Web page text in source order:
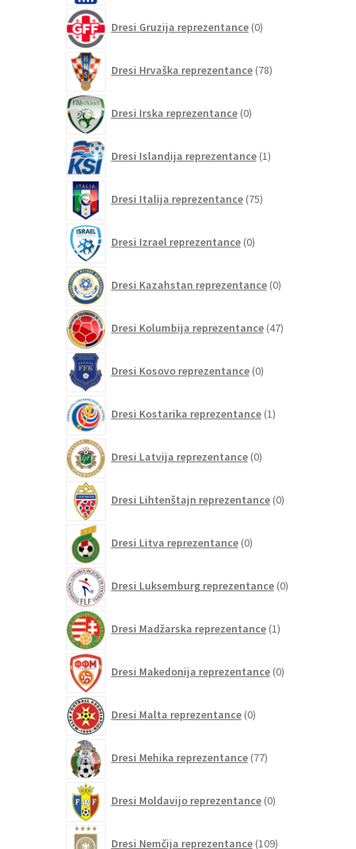
Dresi Gruzija reprezentance 0izdelkov
Dresi Hrvaška reprezentance 78izdelkov
Dresi Irska reprezentance 0izdelkov
Dresi Islandija reprezentance 1izdelek
Dresi Italija reprezentance 75izdelkov
Dresi Izrael reprezentance 0izdelkov
Dresi Kazahstan reprezentance 0izdelkov
Dresi Kolumbija reprezentance 47izdelkov
Dresi Kosovo reprezentance 0izdelkov
Dresi Kostarika reprezentance 1izdelek
Dresi Latvija reprezentance 0izdelkov
Dresi Lihtenštajn reprezentance 0izdelkov
Dresi Litva reprezentance 0izdelkov
Dresi Luksemburg reprezentance 0izdelkov
Dresi Madžarska reprezentance 1izdelek
Dresi Makedonija reprezentance 0izdelkov
Dresi Malta reprezentance 0izdelkov
Dresi Mehika reprezentance 77izdelkov
Dresi Moldavijo reprezentance 0izdelkov
Dresi Nemčija reprezentance 109